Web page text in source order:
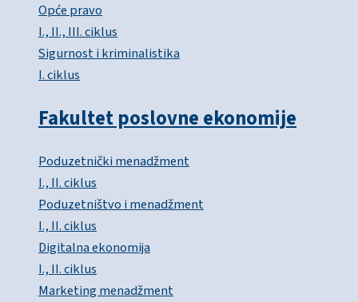
Opće pravo
I., II., III. ciklus
Sigurnost i kriminalistika
I. ciklus
Fakultet poslovne ekonomije
Poduzetnički menadžment
I., II. ciklus
Poduzetništvo i menadžment
I., II. ciklus
Digitalna ekonomija
I., II. ciklus
Marketing menadžment